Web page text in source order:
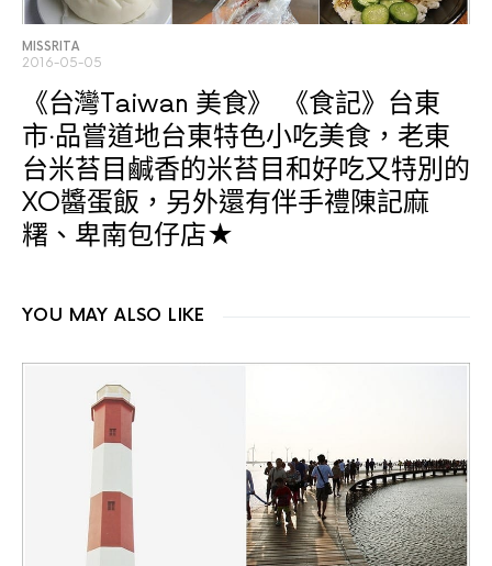
MISSRITA
2016-05-05
《台灣Taiwan 美食》
《食記》台東
市‧品嘗道地台東特色小吃美食，老東
台米苔目鹹香的米苔目和好吃又特別的
XO醬蛋飯，另外還有伴手禮陳記麻
糬、卑南包仔店★
YOU MAY ALSO LIKE